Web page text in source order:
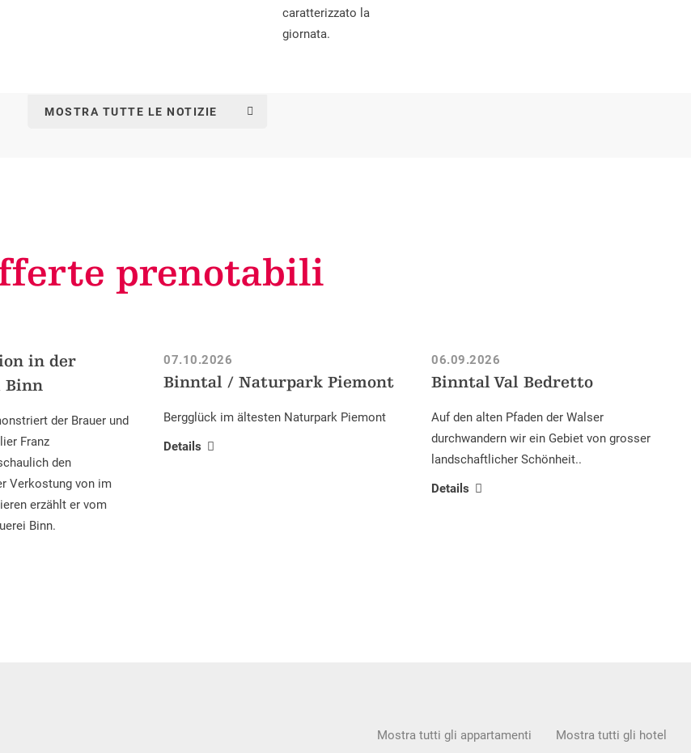
caratterizzato la
giornata.
MOSTRA TUTTE LE NOTIZIE
prenotabili
in der
Binn
der Brauer und
Franz
den
Verkostung von im
erzählt er vom
Binn.
Binntal / Naturpark Piemont
07.10.2026
Bergglück im ältesten Naturpark Piemont
Details
Binntal Val Bedretto
06.09.2026
Auf den alten Pfaden der Walser
durchwandern wir ein Gebiet von grosser
landschaftlicher Schönheit..
Details
Mostra tutti gli appartamenti Mostra tutti gli hotel